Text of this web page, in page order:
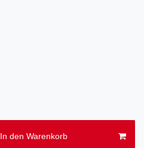
In den Warenkorb